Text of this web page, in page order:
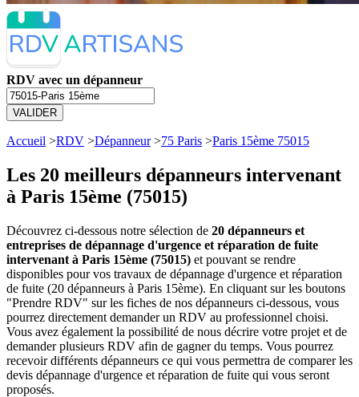
RDV avec un dépanneur
VALIDER
Accueil >RDV >Dépanneur>75 Paris >Paris 15ème 75015
Les 20 meilleurs dépanneurs intervenant
à Paris 15ème (75015)
Découvrez ci-dessous notre sélection de 20 dépanneurs et
entreprises de dépannage d'urgence et réparation de fuite
intervenant à Paris 15ème (75015) et pouvant se rendre
disponibles pour vos travaux de dépannage d'urgence et réparation
de fuite (20 dépanneurs à Paris 15ème). En cliquant sur les boutons
"Prendre RDV" sur les fiches de nos dépanneurs ci-dessous, vous
pourrez directement demander un RDV au professionnel choisi.
Vous avez également la possibilité de nous décrire votre projet et de
demander plusieurs RDV afin de gagner du temps. Vous pourrez
recevoir différents dépanneurs ce qui vous permettra de comparer les
devis dépannage d'urgence et réparation de fuite qui vous seront
proposés.